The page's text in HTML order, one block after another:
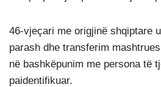
46-vjeçari me origjinë shqiptare
parash dhe transferim
në bashkëpunim me persona të
paidentifikuar.